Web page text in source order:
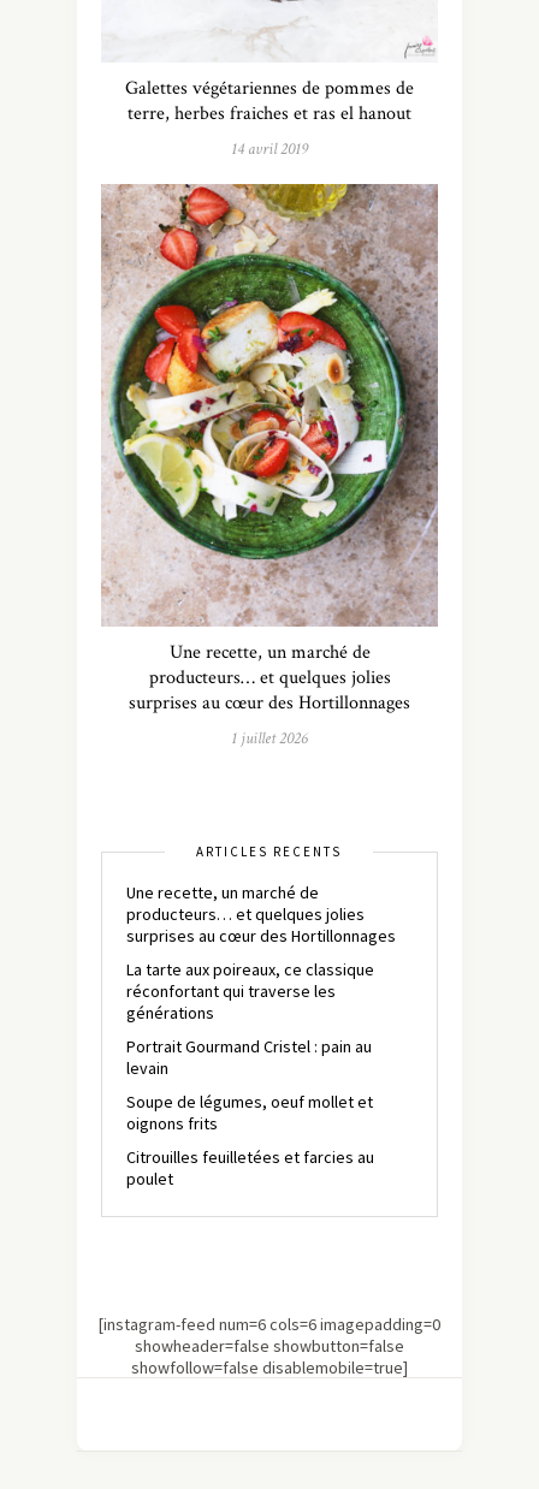
Galettes végétariennes de pommes de
terre, herbes fraiches et ras el hanout
14 avril 2019
Une recette, un marché de
producteurs… et quelques jolies
surprises au cœur des Hortillonnages
1 juillet 2026
ARTICLES RÉCENTS
Une recette, un marché de
producteurs… et quelques jolies
surprises au cœur des Hortillonnages
La tarte aux poireaux, ce classique
réconfortant qui traverse les
générations
Portrait Gourmand Cristel : pain au
levain
Soupe de légumes, oeuf mollet et
oignons frits
Citrouilles feuilletées et farcies au
poulet
[instagram-feed num=6 cols=6 imagepadding=0
showheader=false showbutton=false
showfollow=false disablemobile=true]